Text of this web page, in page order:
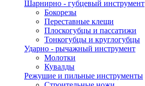
Шарнирно - губцевый инструмент
Бокорезы
Переставные клещи
Плоскогубцы и пассатижи
Тонкогубцы и круглогубцы
Ударно - рычажный инструмент
Молотки
Кувалды
Режушие и пильные инструменты